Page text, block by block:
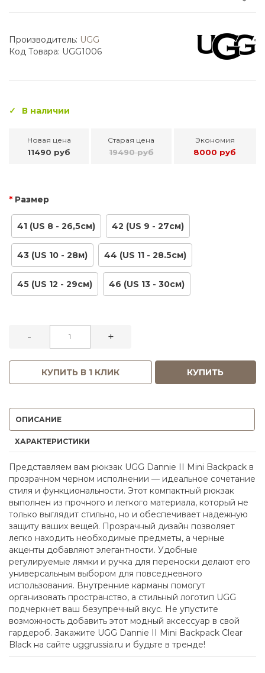
Производитель: UGG
Код Товара: UGG1006
В наличии
Новая цена
11490 руб
Старая цена
19490 руб
Экономия
8000 руб
Размер
41 (US 8 - 26,5см) 42 (US 9 - 27см)
43 (US 10 - 28м) 44 (US 11 - 28.5см)
45 (US 12 - 29см) 46 (US 13 - 30см)
- +
КУПИТЬ В 1 КЛИК КУПИТЬ
ОПИСАНИЕ
ХАРАКТЕРИСТИКИ
Представляем вам рюкзак UGG Dannie II Mini Backpack в
прозрачном черном исполнении — идеальное сочетание
стиля и функциональности. Этот компактный рюкзак
выполнен из прочного и легкого материала, который не
только выглядит стильно, но и обеспечивает надежную
защиту ваших вещей. Прозрачный дизайн позволяет
легко находить необходимые предметы, а черные
акценты добавляют элегантности. Удобные
регулируемые лямки и ручка для переноски делают его
универсальным выбором для повседневного
использования. Внутренние карманы помогут
организовать пространство, а стильный логотип UGG
подчеркнет ваш безупречный вкус. Не упустите
возможность добавить этот модный аксессуар в свой
гардероб. Закажите UGG Dannie II Mini Backpack Clear
Black на сайте uggrussia.ru и будьте в тренде!